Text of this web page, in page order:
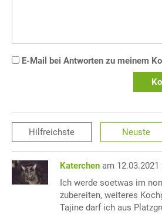
E-Mail bei Antworten zu meinem
Hilfreichste Neuste
Katerchen am
Ich werde soetwas im
zubereiten, weiteres
Tajine darf ich aus